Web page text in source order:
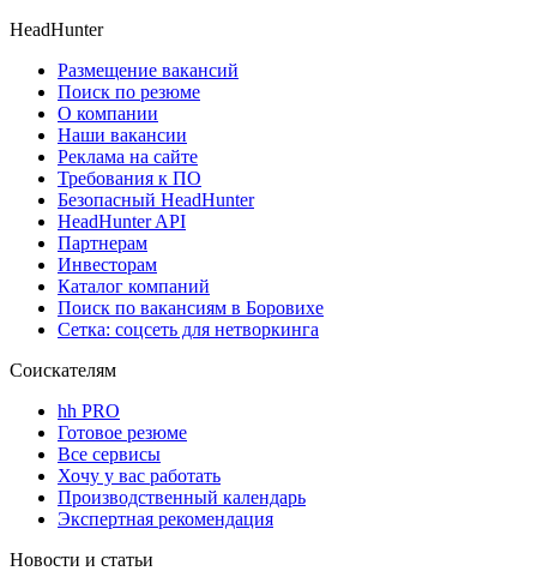
HeadHunter
Размещение вакансий
Поиск по резюме
О компании
Наши вакансии
Реклама на сайте
Требования к ПО
Безопасный HeadHunter
HeadHunter API
Партнерам
Инвесторам
Каталог компаний
Поиск по вакансиям в Боровихе
Сетка: соцсеть для нетворкинга
Соискателям
hh PRO
Готовое резюме
Все сервисы
Хочу у вас работать
Производственный календарь
Экспертная рекомендация
Новости и статьи